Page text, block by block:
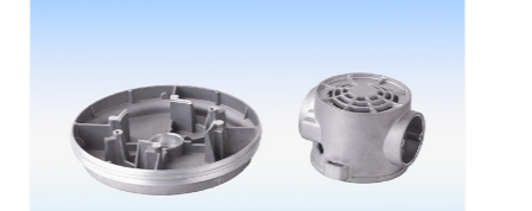
Katso lisää >>